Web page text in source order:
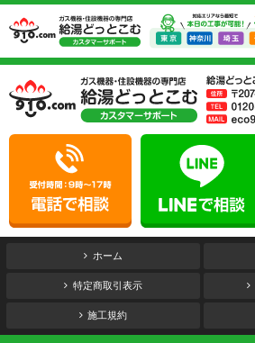
ホーム
特定商取引表示
施工規約